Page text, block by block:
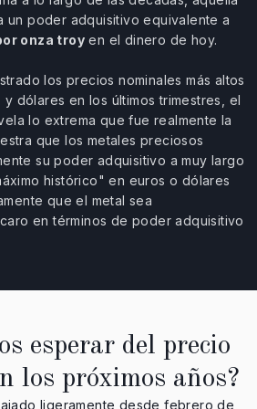
un poder adquisitivo equivalente a
onza troy en el dinero de hoy.
los precios nominales más altos
dólares en los últimos trimestres, el
lo extrema que fue realmente la
que los metales preciosos
su poder adquisitivo a muy largo
histórico" en euros o dólares
que el metal sea
en términos de poder adquisitivo
esperar del precio
los próximos años?
ligeramente desde febrero de